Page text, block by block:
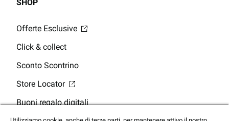
SHOP
Offerte Esclusive
Click & collect
Sconto Scontrino
Store Locator
Buoni regalo digitali